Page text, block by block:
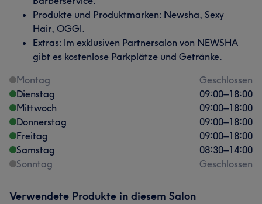
Produkte und Produktmarken: Newsha, Sexy
Hair, OGGI.
Extras: Im exklusiven Partnersalon von NEWSHA
gibt es kostenlose Parkplätze und Getränke.
Montag
Geschlossen
Dienstag
09:00–18:00
Mittwoch
09:00–18:00
Donnerstag
09:00–18:00
Freitag
09:00–18:00
Samstag
08:30–14:00
Sonntag
Geschlossen
Verwendete Produkte in diesem Salon